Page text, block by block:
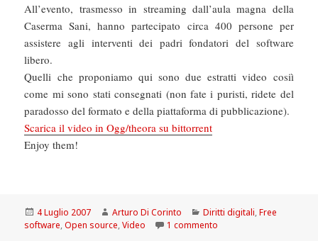
All’evento, trasmesso in streaming dall’aula magna della
Caserma Sani, hanno partecipato circa 400 persone per
assistere agli interventi dei padri fondatori del software
libero.
Quelli che proponiamo qui sono due estratti video cosiì
come mi sono stati consegnati (non fate i puristi, ridete del
paradosso del formato e della piattaforma di pubblicazione).
Scarica il video in Ogg/theora su bittorrent
Enjoy them!
Scritto
il
4 Luglio 2007 Autore
Arturo Di Corinto Categorie
Diritti digitali,Free
software,Open source,Video 1 commento